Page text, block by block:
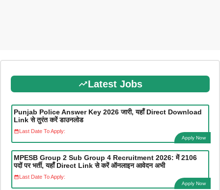
Latest Jobs
Punjab Police Answer Key 2026 जारी, यहाँ Direct Download
Link से तुरंत करें डाउनलोड
Last Date To Apply:
Apply Now
MPESB Group 2 Sub Group 4 Recruitment 2026: में 2106
पदों पर भर्ती, यहाँ Direct Link से करें ऑनलाइन आवेदन अभी
Last Date To Apply:
Apply Now